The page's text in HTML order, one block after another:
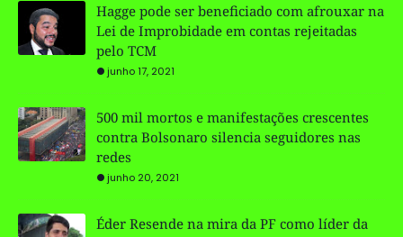
Hagge pode ser beneficiado com afrouxar na
Lei de Improbidade em contas rejeitadas
pelo TCM
junho 17, 2021
500 mil mortos e manifestações crescentes
contra Bolsonaro silencia seguidores nas
redes
junho 20, 2021
Éder Resende na mira da PF como líder da